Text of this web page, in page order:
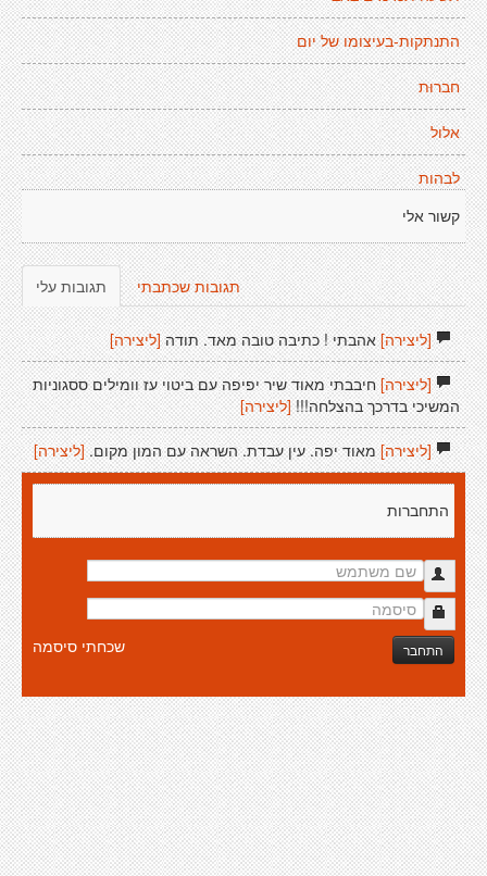
התנתקות-בעיצומו של יום
חברוּת
אלול
לבהות
קשור אלי
תגובות עלי תגובות שכתבתי
[ליצירה]אהבתי ! כתיבה טובה מאד. תודה[ליצירה]
[ליצירה]חיבבתי מאוד שיר יפיפה עם ביטוי עז וומילים ססגוניות
המשיכי בדרכך בהצלחה!!! [ליצירה]
[ליצירה]מאוד יפה. עין עבדת. השראה עם המון מקום. [ליצירה]
התחברות
התחבר שכחתי סיסמה